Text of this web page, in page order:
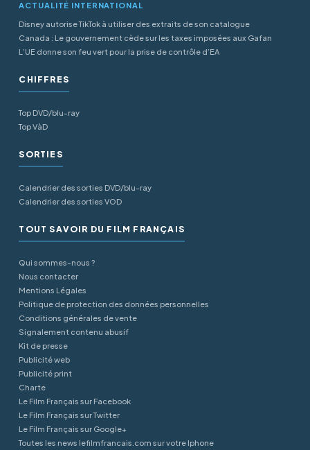
ACTUALITÉ INTERNATIONAL
Disney autorise TikTok à utiliser des extraits de son catalogue
Canada : Le gouvernement cède sur les taxes imposées aux Gafan
L’UE donne son feu vert pour la prise de contrôle d’EA
CHIFFRES
Top DVD/blu-ray
Top VàD
SORTIES
Calendrier des sorties DVD/blu-ray
Calendrier des sorties VOD
TOUT SAVOIR DU FILM FRANÇAIS
Qui sommes-nous ?
Nous contacter
Mentions Légales
Politique de protection des données personnelles
Conditions générales de vente
Signalement contenu abusif
Kit de presse
Publicité web
Publicité print
Charte
Le Film Français sur Facebook
Le Film Français sur Twitter
Le Film Français sur Google+
Toutes les news lefilmfrancais.com sur votre Iphone